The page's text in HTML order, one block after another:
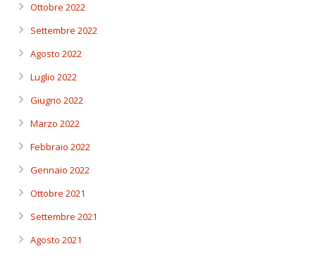
Ottobre 2022
Settembre 2022
Agosto 2022
Luglio 2022
Giugno 2022
Marzo 2022
Febbraio 2022
Gennaio 2022
Ottobre 2021
Settembre 2021
Agosto 2021